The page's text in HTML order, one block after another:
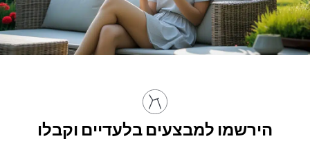
הירשמו למבצעים בלעדיים וקבלו